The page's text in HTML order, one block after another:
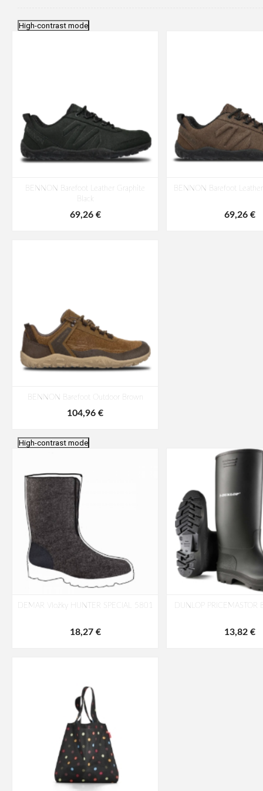
High-contrast mode
BENNON Barefoot Leather Graphite
Black
69,26 €
BENNON Barefoot
69,26 €
BENNON Barefoot Outdoor Brown
104,96 €
High-contrast mode
DEMAR Vložky HUNTER SPECIAL 5801
18,27 €
DUNLOP PRICEMASTOR
13,82 €